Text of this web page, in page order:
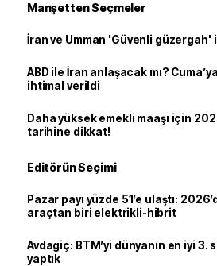
Manşetten Seçmeler
İran ve Umman 'Güvenli güzergah'
ABD ile İran anlaşacak mı?
ihtimal verildi
Daha yüksek emekli maaşı için
tarihine dikkat!
Editörün Seçimi
Pazar payı yüzde 51’e ulaştı:
araçtan biri elektrikli-hibrit
Avdagiç: BTM’yi dünyanın en iyi
yaptık